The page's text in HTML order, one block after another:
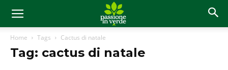
Home Tags Cactus di natale
Tag: cactus di natale